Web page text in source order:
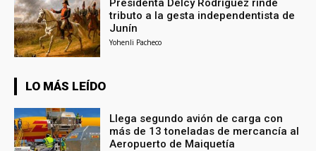
Presidenta Delcy Rodríguez rinde
tributo a la gesta independentista de
Junín
Yohenli Pacheco
LO MÁS LEÍDO
Llega segundo avión de carga con
más de 13 toneladas de mercancía al
Aeropuerto de Maiquetía